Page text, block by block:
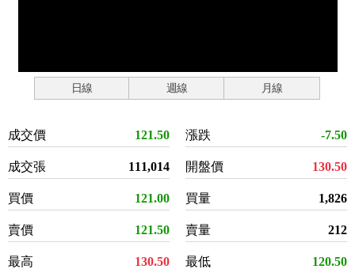
日線 週線 月線
成交價 121.50
成交張 111,014
買價 121.00
賣價 121.50
最高 130.50
漲跌 -7.50
開盤價 130.50
買量 1,826
賣量 212
最低 120.50